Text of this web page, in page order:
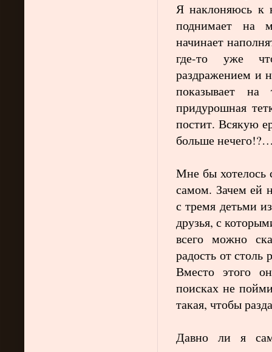
Я наклоняюсь
поднимает на
начинает
где-то уже
раздражением и
показывает
придурошная
постит. Всякую
больше
Мне бы хотелось
самом. Зачем ей
с тремя детьми
друзья, с
всего можно
радость от столь
Вместо этого
поисках не
такая, чтобы
Давно ли я